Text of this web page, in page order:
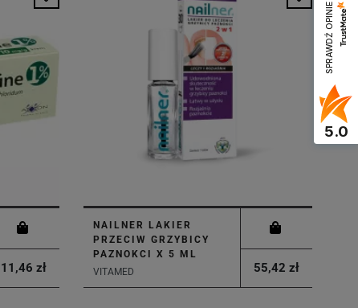
11,46 zł
NAILNER LAKIER
PRZECIW GRZYBICY
PAZNOKCI X 5 ML
VITAMED
55,42 zł
SPRAWDŹ OPINIE
5.0